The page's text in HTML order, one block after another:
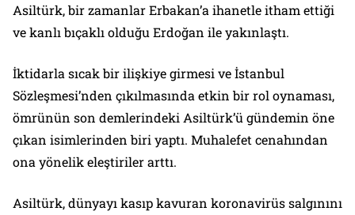
Asiltürk, bir zamanlar Erbakan’a ihanetle itham ettiği
ve kanlı bıçaklı olduğu Erdoğan ile yakınlaştı.
İktidarla sıcak bir ilişkiye girmesi ve İstanbul
Sözleşmesi’nden çıkılmasında etkin bir rol oynaması,
ömrünün son demlerindeki Asiltürk’ü gündemin öne
çıkan isimlerinden biri yaptı. Muhalefet cenahından
ona yönelik eleştiriler arttı.
Asiltürk, dünyayı kasıp kavuran koronavirüs salgınını